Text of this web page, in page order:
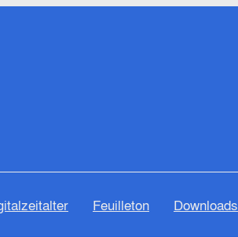
Feuilleton Downloads